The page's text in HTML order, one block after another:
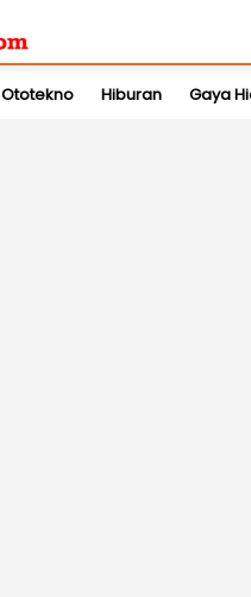
Ototekno Hiburan Gaya